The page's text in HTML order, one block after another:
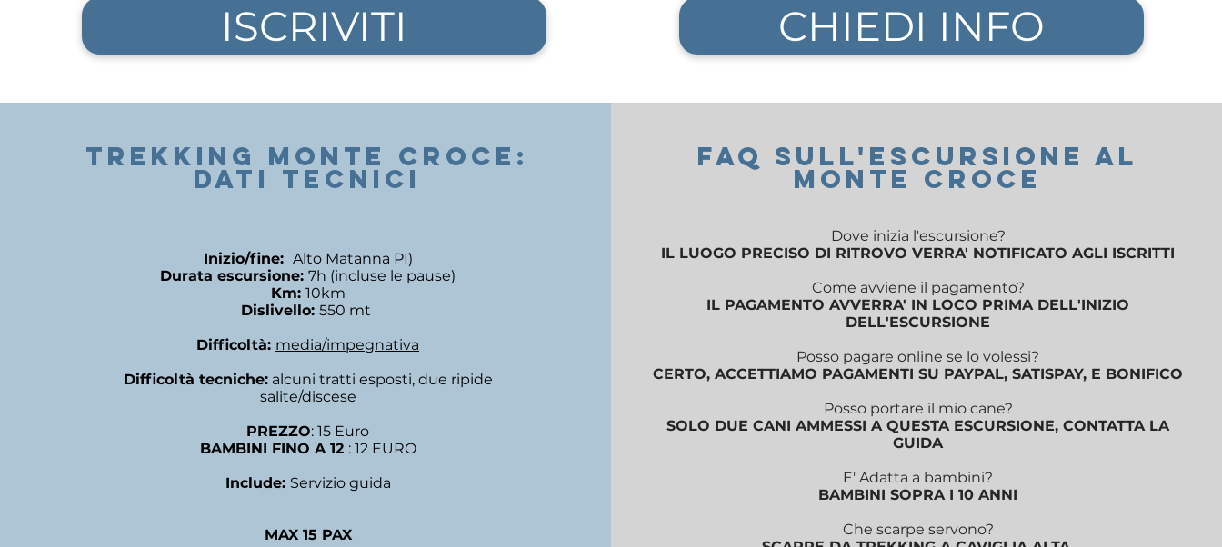
ISCRIVITI CHIEDI INFO
trekking montE CROCE:
DATI TECNICI
Inizio/fine: Alto Matanna PI)
Durata escursione: 7h (incluse le pause)
Km: 10km
Dislivello: 550 mt
Difficoltà: media/impegnativa
Difficoltà tecniche:alcuni tratti esposti, due ripide
salite/discese
PREZZO: 15 Euro
BAMBINI FINO A 12 : 12 EURO
Include: Servizio guida
MAX 15 PAX
FAQ SUll'ESCURSIONE al
monte CROCE
Dove inizia l'escursione?
IL LUOGO PRECISO DI RITROVO VERRA' NOTIFICATO AGLI ISCRITTI
Come avviene il pagamento?
IL PAGAMENTO AVVERRA' IN LOCO PRIMA DELL'INIZIO
DELL'ESCURSIONE
Posso pagare online se lo volessi?
CERTO, ACCETTIAMO PAGAMENTI SU PAYPAL, SATISPAY, E BONIFICO
Posso portare il mio cane?
SOLO DUE CANI AMMESSI A QUESTA ESCURSIONE, CONTATTA LA
GUIDA
E' Adatta a bambini?
BAMBINI SOPRA I 10 ANNI
Che scarpe servono?